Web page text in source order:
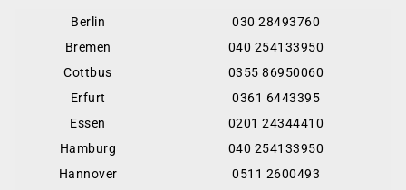
Berlin
030 28493760
Bremen
040 254133950
Cottbus
0355 86950060
Erfurt
0361 6443395
Essen
0201 24344410
Hamburg
040 254133950
Hannover
0511 2600493